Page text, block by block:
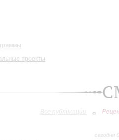
проекты
Все публикации
сегодня